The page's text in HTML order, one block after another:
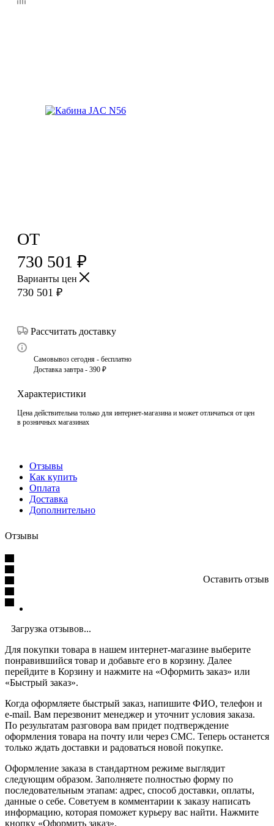
ОТ
730 501 ₽
Варианты цен
730 501 ₽
Рассчитать доставку
Самовывоз сегодня - бесплатно
Доставка завтра - 390 ₽
Характеристики
Цена действительна только для интернет-магазина и может отличаться от цен
в розничных магазинах
Отзывы
Как купить
Оплата
Доставка
Дополнительно
Отзывы
Оставить отзыв
Загрузка отзывов...
Для покупки товара в нашем интернет-магазине выберите
понравившийся товар и добавьте его в корзину. Далее
перейдите в Корзину и нажмите на «Оформить заказ» или
«Быстрый заказ».
Когда оформляете быстрый заказ, напишите ФИО, телефон и
e-mail. Вам перезвонит менеджер и уточнит условия заказа.
По результатам разговора вам придет подтверждение
оформления товара на почту или через СМС. Теперь останется
только ждать доставки и радоваться новой покупке.
Оформление заказа в стандартном режиме выглядит
следующим образом. Заполняете полностью форму по
последовательным этапам: адрес, способ доставки, оплаты,
данные о себе. Советуем в комментарии к заказу написать
информацию, которая поможет курьеру вас найти. Нажмите
кнопку «Оформить заказ».